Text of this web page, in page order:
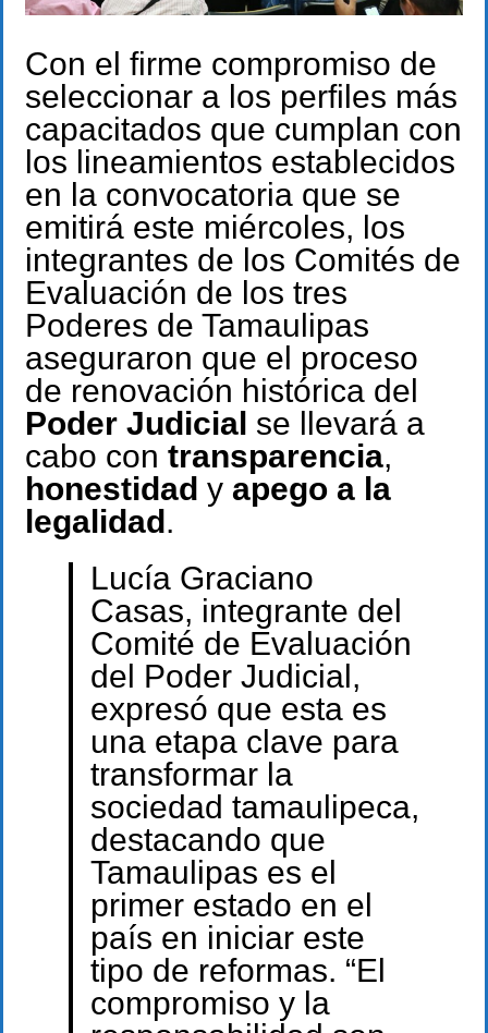
Con el firme compromiso de
seleccionar a los perfiles más
capacitados que cumplan con
los lineamientos establecidos
en la convocatoria que se
emitirá este miércoles, los
integrantes de los Comités de
Evaluación de los tres
Poderes de Tamaulipas
aseguraron que el proceso
de renovación histórica del
Poder Judicial se llevará a
cabo con transparencia,
honestidad y apego a la
legalidad.
Lucía Graciano
Casas, integrante del
Comité de Evaluación
del Poder Judicial,
expresó que esta es
una etapa clave para
transformar la
sociedad tamaulipeca,
destacando que
Tamaulipas es el
primer estado en el
país en iniciar este
tipo de reformas. “El
compromiso y la